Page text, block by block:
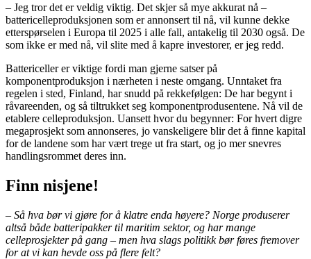
– Jeg tror det er veldig viktig. Det skjer så mye akkurat nå –
battericelleproduksjonen som er annonsert til nå, vil kunne dekke
etterspørselen i Europa til 2025 i alle fall, antakelig til 2030 også. De
som ikke er med nå, vil slite med å kapre investorer, er jeg redd.
Battericeller er viktige fordi man gjerne satser på
komponentproduksjon i nærheten i neste omgang. Unntaket fra
regelen i sted, Finland, har snudd på rekkefølgen: De har begynt i
råvareenden, og så tiltrukket seg komponentprodusentene. Nå vil de
etablere celleproduksjon. Uansett hvor du begynner: For hvert digre
megaprosjekt som annonseres, jo vanskeligere blir det å finne kapital
for de landene som har vært trege ut fra start, og jo mer snevres
handlingsrommet deres inn.
Finn nisjene!
– Så hva bør vi gjøre for å klatre enda høyere? Norge produserer
altså både batteripakker til maritim sektor, og har mange
celleprosjekter på gang – men hva slags politikk bør føres fremover
for at vi kan hevde oss på flere felt?